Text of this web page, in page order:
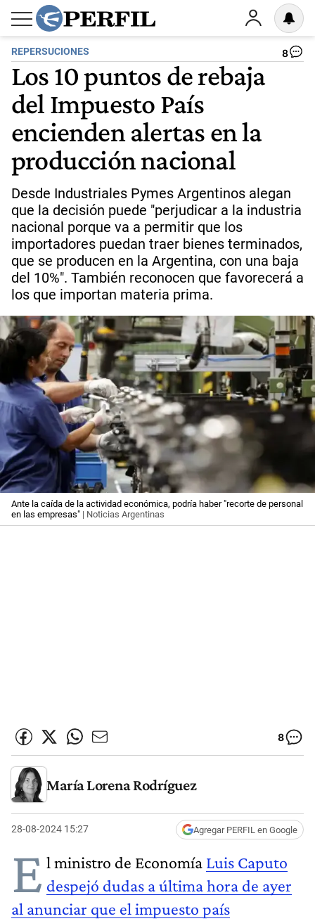
REPERSUCIONES 8
Los 10 puntos de rebaja
del Impuesto País
encienden alertas en la
producción nacional
Desde Industriales Pymes Argentinos alegan
que la decisión puede "perjudicar a la industria
nacional porque va a permitir que los
importadores puedan traer bienes terminados,
que se producen en la Argentina, con una baja
del 10%". También reconocen que favorecerá a
los que importan materia prima.
Ante la caída de la actividad económica, podría haber "recorte de personal
en las empresas" | Noticias Argentinas
8
María Lorena Rodríguez
28-08-2024 15:27 Agregar PERFIL en Google
E l ministro de Economía Luis Caputo
despejó dudas a última hora de ayer
al anunciar que el impuesto país